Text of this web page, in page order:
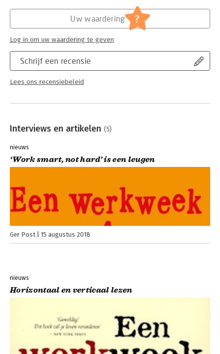
- How Lifestyle Design principles can be suited to
- The latest tools and tricks, as well as high-tech shortcuts, for
living like a diplomat or millionaire without being either
Schrijf een recensie
Lees ons recensiebeleid
Uw waardering ?
Log in om uw waardering te geven
Interviews en artikelen (5)
nieuws
‘Work smart, not hard’ is een leugen
Ger Post 15 augustus 2018
nieuws
Horizontaal en verticaal lezen